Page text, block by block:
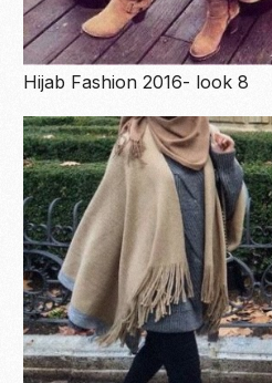
Hijab Fashion 2016- look 8